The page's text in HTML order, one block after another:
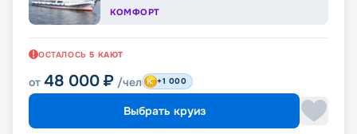
КОМФОРТ
ОСТАЛОСЬ 5 КАЮТ
от 48 000 ₽ /чел +1 000
Выбрать круиз